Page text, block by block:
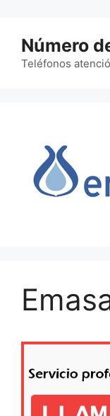
contenido
Número
Teléfonos